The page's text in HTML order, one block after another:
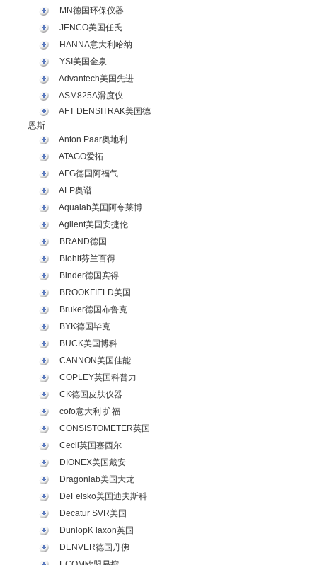
MN德国环保仪器
JENCO美国任氏
HANNA意大利哈纳
YSI美国金泉
Advantech美国先进
ASM825A滑度仪
AFT DENSITRAK美国德
恩斯
Anton Paar奥地利
ATAGO爱拓
AFG德国阿福气
ALP奥谱
Aqualab美国阿夸莱博
Agilent美国安捷伦
BRAND德国
Biohit芬兰百得
Binder德国宾得
BROOKFIELD美国
Bruker德国布鲁克
BYK德国毕克
BUCK美国博科
CANNON美国佳能
COPLEY英国科普力
CK德国皮肤仪器
cofo意大利 扩福
CONSISTOMETER英国
Cecil英国塞西尔
DIONEX美国戴安
Dragonlab美国大龙
DeFelsko美国迪夫斯科
Decatur SVR美国
DunlopK laxon英国
DENVER德国丹佛